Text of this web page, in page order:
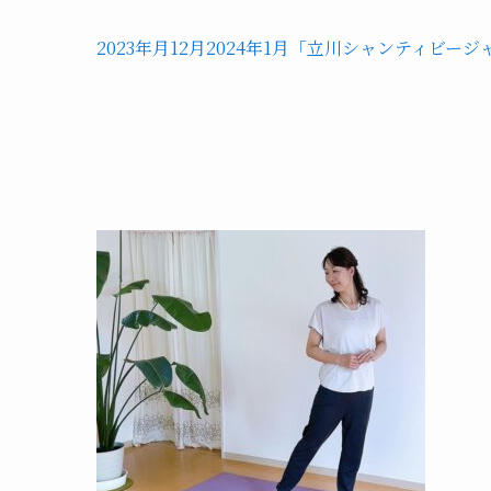
2023年月12月2024年1月「立川シャンティビージ